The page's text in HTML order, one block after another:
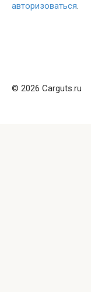
авторизоваться.
© 2026 Carguts.ru